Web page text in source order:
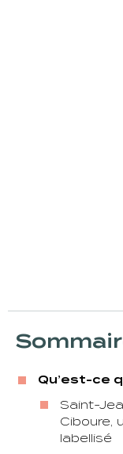
Qu’est-ce
Saint-
Ciboure,
labellisé